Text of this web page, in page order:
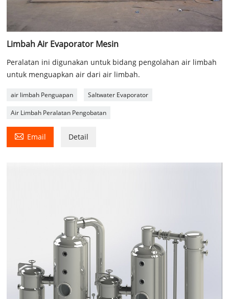
Limbah Air Evaporator Mesin
Peralatan ini digunakan untuk bidang pengolahan air limbah
untuk menguapkan air dari air limbah.
air limbah Penguapan Saltwater Evaporator
Air Limbah Peralatan Pengobatan
 Email Detail